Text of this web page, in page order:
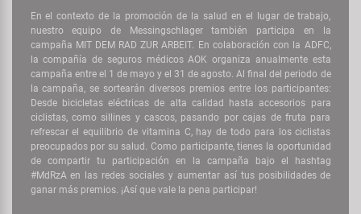
En el contexto de la promoción de la salud en el lugar de trabajo,
nuestro equipo de Messingschlager también participa en la
campaña MIT DEM RAD ZUR ARBEIT. En colaboración con la ADFC,
la compañía de seguros médicos AOK organiza anualmente esta
campaña entre el 1 de mayo y el 31 de agosto. Al final del periodo de
la campaña, se sortearán diversos premios entre los participantes:
Desde bicicletas eléctricas de alta calidad hasta accesorios para
ciclistas, como sillines y cascos, pasando por cajas de fruta para
refrescar el equilibrio de vitamina C, hay de todo para los ciclistas
preocupados por su salud. Como participante, tienes la oportunidad
de compartir tu participación en la campaña bajo el hashtag
#MdRzA en las redes sociales y aumentar así tus posibilidades de
ganar más premios. ¡Así que vale la pena participar!